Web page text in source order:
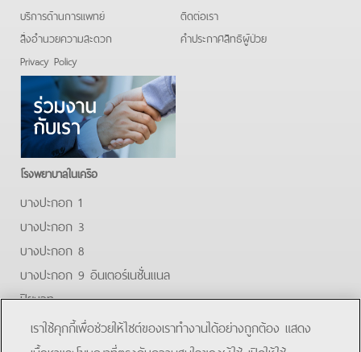
บริการด้านการแพทย์
สิ่งอำนวยความสะดวก
Privacy Policy
ติดต่อเรา
คําประกาศสิทธิผู้ป่วย
โรงพยาบาลในเครือ
บางปะกอก 1
บางปะกอก 3
บางปะกอก 8
บางปะกอก 9 อินเตอร์เนชั่นแนล
ปิยะเวท
บางปะกอก-รังสิต 2
บางปะกอกสมุทรปราการ
เราใช้คุกกี้เพื่อช่วยให้ไซต์ของเราทำงานได้อย่างถูกต้อง แสดง